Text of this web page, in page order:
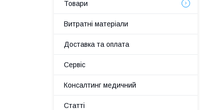
Товари
Витратні матеріали
Доставка та оплата
Сервіс
Консалтинг медичний
Статті